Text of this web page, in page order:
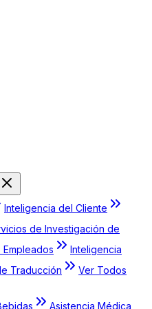
Inteligencia del Cliente
de Investigación de
Inteligencia
Traducción
Ver Todos
Asistencia Médica